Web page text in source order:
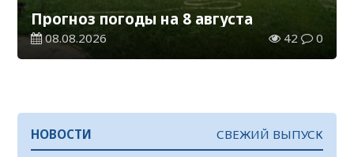
Прогноз погоды на 8 августа
08.08.2026 42 0
НОВОСТИ СВЕЖИЙ ВЫПУСК